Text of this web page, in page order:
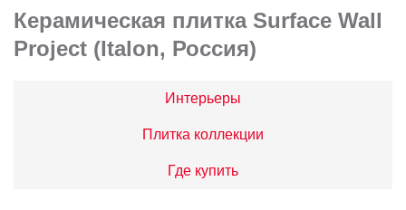
Оплата и доставка
Сотрудничество
Адреса салонов
Керамическая плитка Surface Wall
Project (Italon, Россия)
Интерьеры
Плитка коллекции
Где купить